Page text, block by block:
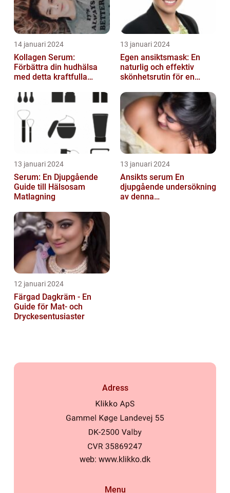
14 januari 2024
Kollagen Serum:
Förbättra din hudhälsa
med detta kraftfulla
13 januari 2024
Egen ansiktsmask: En
naturlig och effektiv
skönhetsrutin för en
13 januari 2024
Serum: En Djupgående
Guide till Hälsosam
Matlagning
13 januari 2024
Ansikts serum En
djupgående undersökning
av denna
12 januari 2024
Färgad Dagkräm - En
Guide för Mat- och
Dryckesentusiaster
Adress
web: www.klikko.dk
Menu